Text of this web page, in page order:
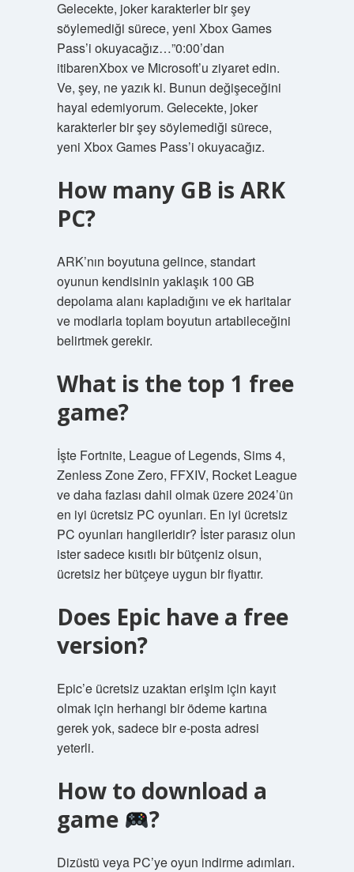
Gelecekte, joker karakterler bir şey
söylemediği sürece, yeni Xbox Games
Pass’i okuyacağız…”0:00’dan
itibarenXbox ve Microsoft’u ziyaret edin.
Ve, şey, ne yazık ki. Bunun değişeceğini
hayal edemiyorum. Gelecekte, joker
karakterler bir şey söylemediği sürece,
yeni Xbox Games Pass’i okuyacağız.
How many GB is ARK
PC?
ARK’nın boyutuna gelince, standart
oyunun kendisinin yaklaşık 100 GB
depolama alanı kapladığını ve ek haritalar
ve modlarla toplam boyutun artabileceğini
belirtmek gerekir.
What is the top 1 free
game?
İşte Fortnite, League of Legends, Sims 4,
Zenless Zone Zero, FFXIV, Rocket League
ve daha fazlası dahil olmak üzere 2024’ün
en iyi ücretsiz PC oyunları. En iyi ücretsiz
PC oyunları hangileridir? İster parasız olun
ister sadece kısıtlı bir bütçeniz olsun,
ücretsiz her bütçeye uygun bir fiyattır.
Does Epic have a free
version?
Epic’e ücretsiz uzaktan erişim için kayıt
olmak için herhangi bir ödeme kartına
gerek yok, sadece bir e-posta adresi
yeterli.
How to download a
game
?
Dizüstü veya PC’ye oyun indirme adımları.